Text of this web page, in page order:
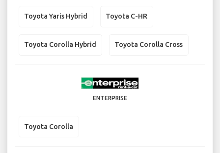
Toyota Yaris Hybrid Toyota C-HR
Toyota Corolla Hybrid Toyota Corolla Cross
ENTERPRISE
Toyota Corolla